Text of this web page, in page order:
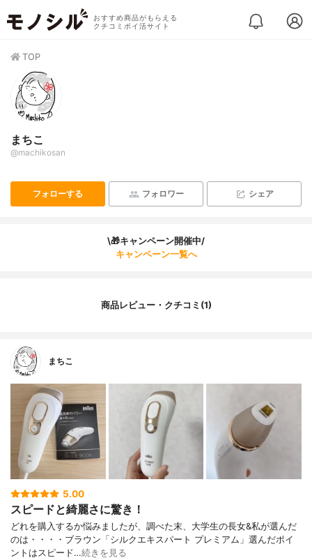
おすすめ商品がもらえる
クチコミポイ活サイト
TOP
まちこ
@machikosan
フォローする フォロワー シェア
\🎁キャンペーン開催中/
キャンペーン一覧へ
商品レビュー・クチコミ(1)
まちこ
5.00
スピードと綺麗さに驚き！
どれを購入するか悩みましたが、調べた末、大学生の長女&私が選んだ
のは・・・・ブラウン「シルクエキスパート プレミアム」選んだポイ
ントはスピード…続きを見る